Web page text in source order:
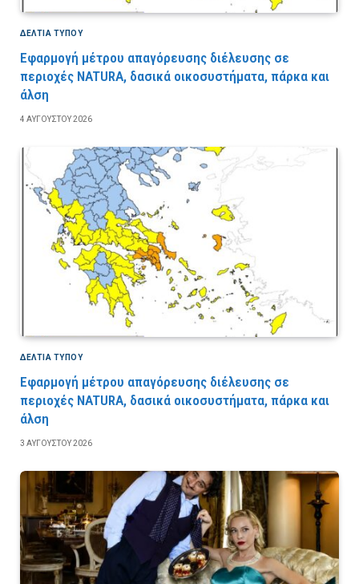
ΔΕΛΤΙΑ ΤΥΠΟΥ
Εφαρμογή μέτρου απαγόρευσης διέλευσης σε
περιοχές NATURA, δασικά οικοσυστήματα, πάρκα και
άλση
4 ΑΥΓΟΎΣΤΟΥ 2026
ΔΕΛΤΙΑ ΤΥΠΟΥ
Εφαρμογή μέτρου απαγόρευσης διέλευσης σε
περιοχές NATURA, δασικά οικοσυστήματα, πάρκα και
άλση
3 ΑΥΓΟΎΣΤΟΥ 2026